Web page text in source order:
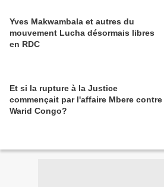
Yves Makwambala et autres du
mouvement Lucha désormais libres
en RDC
Et si la rupture à la Justice
commençait par l'affaire Mbere contre
Warid Congo?